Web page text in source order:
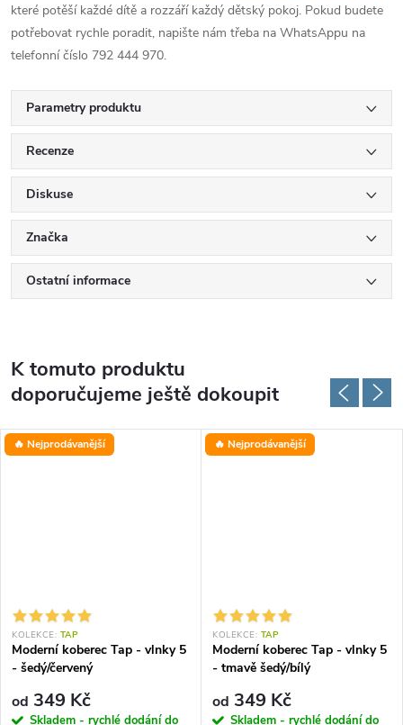
které potěší každé dítě a rozzáří každý dětský pokoj. Pokud budete
potřebovat rychle poradit, napište nám třeba na WhatsAppu na
telefonní číslo 792 444 970.
Parametry produktu
Recenze
Diskuse
Značka
Ostatní informace
K tomuto produktu
doporučujeme ještě dokoupit
🔥 Nejprodávanější
KOLEKCE: TAP
Moderní koberec Tap - vlnky 5
- šedý/červený
od 349 Kč
Skladem - rychlé dodání do
🔥 Nejprodávanější
KOLEKCE: TAP
Moderní koberec Tap - vlnky 5
- tmavě šedý/bílý
od 349 Kč
Skladem - rychlé dodání do